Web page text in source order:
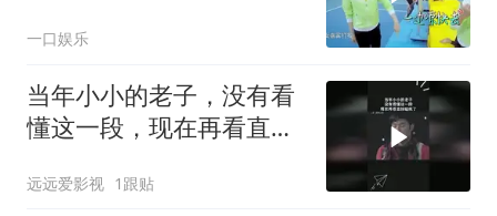
一口娱乐
当年小小的老子，没有看
懂这一段，现在再看直接
远远爱影视 1跟贴